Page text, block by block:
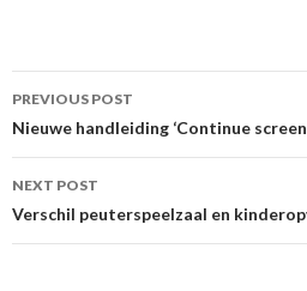
Post
navigation
PREVIOUS POST
Nieuwe handleiding ‘Continue
NEXT POST
Verschil peuterspeelzaal en